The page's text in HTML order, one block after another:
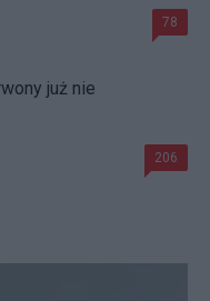
78
już nie
206